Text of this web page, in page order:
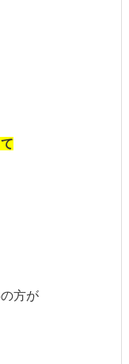
方が